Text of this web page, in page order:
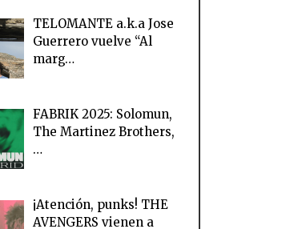
TELOMANTE a.k.a Jose
Guerrero vuelve “Al
marg…
FABRIK 2025: Solomun,
The Martinez Brothers,
…
¡Atención, punks! THE
AVENGERS vienen a